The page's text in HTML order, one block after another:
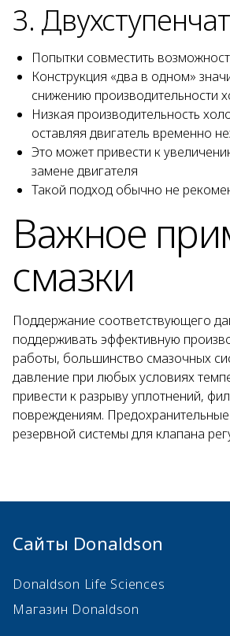
3.
Попытки совместить
Конструкция «два в одном»
снижению производительности
Низкая производительность
оставляя двигатель временно
Это может привести к
замене двигателя
Такой подход обычно не
Важное
смазки
Поддержание соответствующего
поддерживать эффективную
работы, большинство смазочных
давление при любых условиях
привести к разрыву уплотнений,
повреждениям.
резервной системы для клапана
Сайты Donaldson
Donaldson Life Sciences
Магазин Donaldson